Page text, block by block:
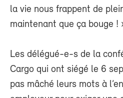
la vie nous frappent de
maintenant que ça bouge !
Les délégué-e-s de la
Cargo qui ont siégé le 6
pas mâché leurs mots à